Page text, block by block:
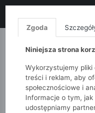
MONNARI
Zgoda
Niniejsza strona
Wykorzystujemy pliki
treści i reklam, aby
społecznościowe i
Informacje o tym,
udostępniamy